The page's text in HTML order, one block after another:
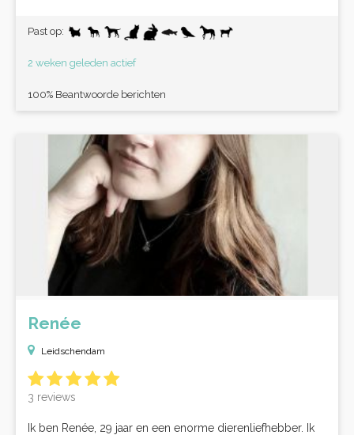
Past op:
2 weken geleden actief
100% Beantwoorde berichten
Renée
Leidschendam
3 reviews
Ik ben Renée, 29 jaar en een enorme dierenliefhebber. Ik